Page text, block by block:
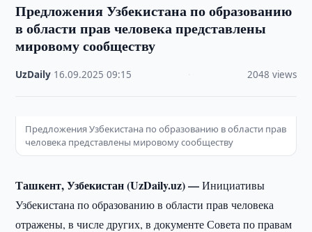
Предложения Узбекистана по образованию
в области прав человека представлены
мировому сообществу
UzDaily 16.09.2025 ·09:15 2048 views
Предложения Узбекистана по образованию в области прав
человека представлены мировому сообществу
Ташкент, Узбекистан (UzDaily.uz) —Инициативы
Узбекистана по образованию в области прав человека
отражены, в числе других, в документе Совета по правам